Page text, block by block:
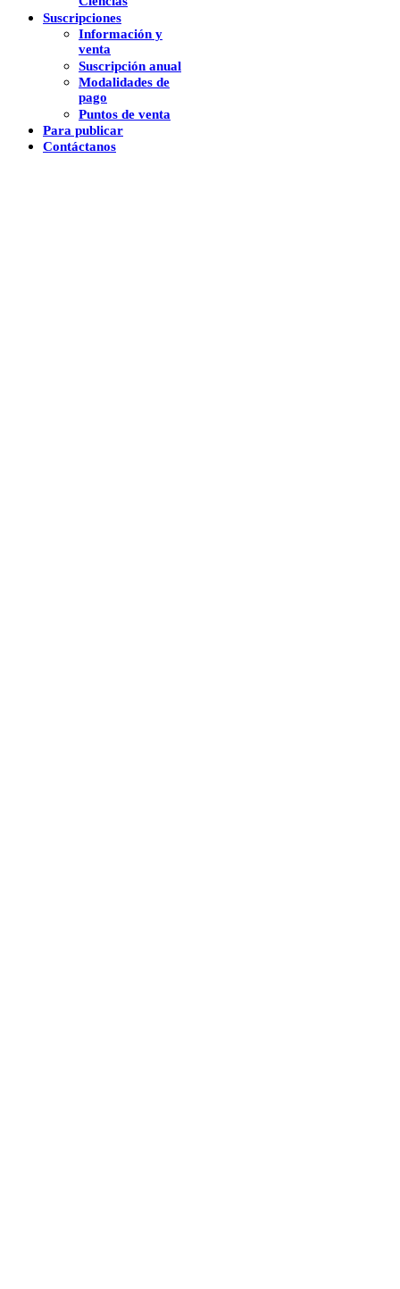
Suscripciones
Información y
venta
Suscripción anual
Modalidades de
pago
Puntos de venta
Para publicar
Contáctanos